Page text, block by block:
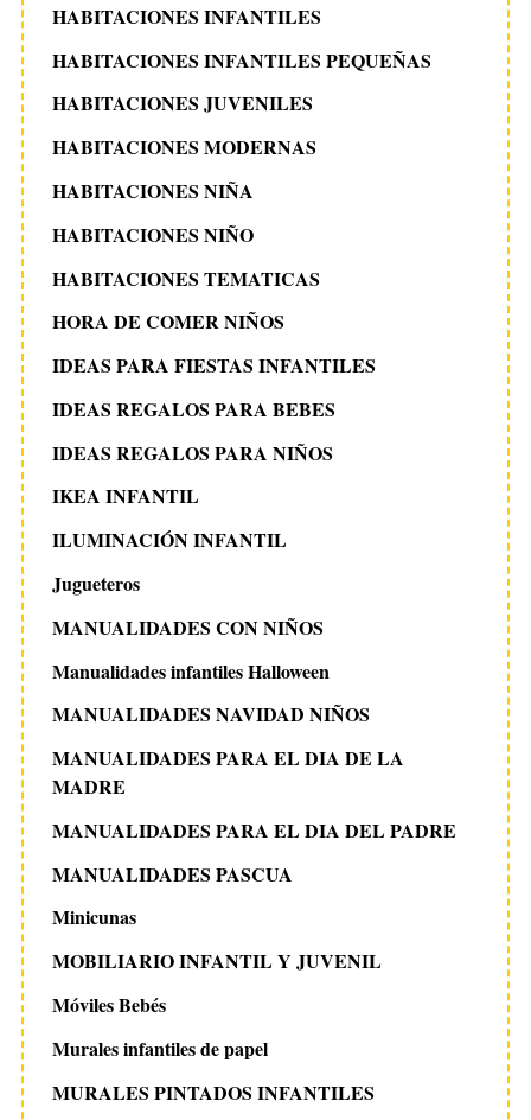
HABITACIONES INFANTILES
HABITACIONES INFANTILES PEQUEÑAS
HABITACIONES JUVENILES
HABITACIONES MODERNAS
HABITACIONES NIÑA
HABITACIONES NIÑO
HABITACIONES TEMATICAS
HORA DE COMER NIÑOS
IDEAS PARA FIESTAS INFANTILES
IDEAS REGALOS PARA BEBES
IDEAS REGALOS PARA NIÑOS
IKEA INFANTIL
ILUMINACIÓN INFANTIL
Jugueteros
MANUALIDADES CON NIÑOS
Manualidades infantiles Halloween
MANUALIDADES NAVIDAD NIÑOS
MANUALIDADES PARA EL DIA DE LA
MADRE
MANUALIDADES PARA EL DIA DEL PADRE
MANUALIDADES PASCUA
Minicunas
MOBILIARIO INFANTIL Y JUVENIL
Móviles Bebés
Murales infantiles de papel
MURALES PINTADOS INFANTILES